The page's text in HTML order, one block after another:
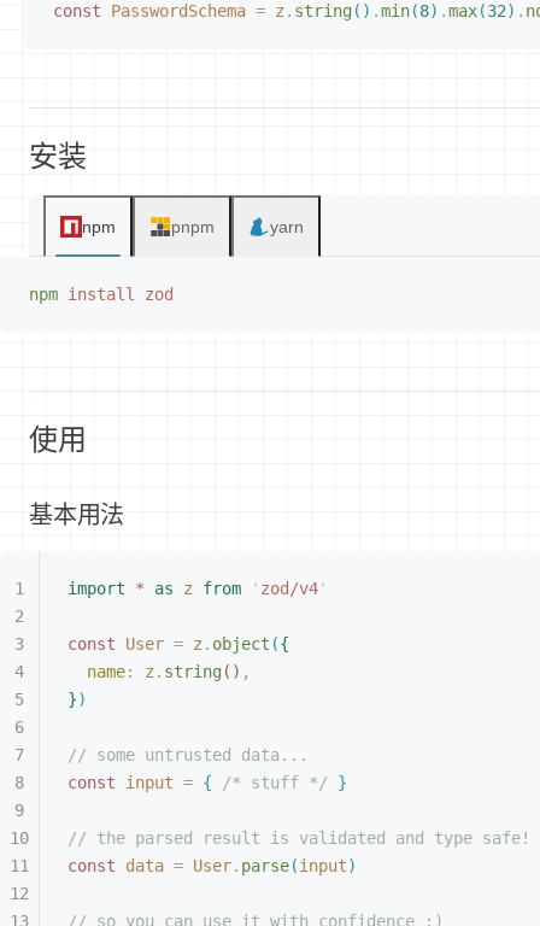
const PasswordSchema = z . string( ) .min(8) .max(32) .
安装
npm pnpm yarn
npm install zod
使用
基本用法
import * as z from ' zod/v4'
const User = z . object ({
name: z . string( ) ,
})
// some untrusted data...
const input = { /* stuff */ }
// the parsed result is validated and type safe!
const data = User. parse(input)
// so you can use it with confidence :)